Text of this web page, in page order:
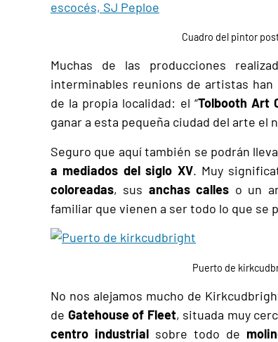
Cuadro del pintor
Muchas de las producciones
interminables reunions de artistas
de la propia localidad: el “Tolbooth Art
ganar a esta pequeña ciudad del arte el
Seguro que aquí también se podrán
a mediados del siglo XV. Muy
coloreadas, sus anchas calles o un
familiar que vienen a ser todo lo que se
Puerto de
No nos alejamos mucho de
de Gatehouse of Fleet, situada muy
centro industrial sobre todo de